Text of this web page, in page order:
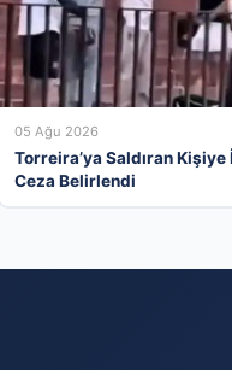
05 Ağu 2026
Torreira’ya Saldıran
Ceza Belirlendi